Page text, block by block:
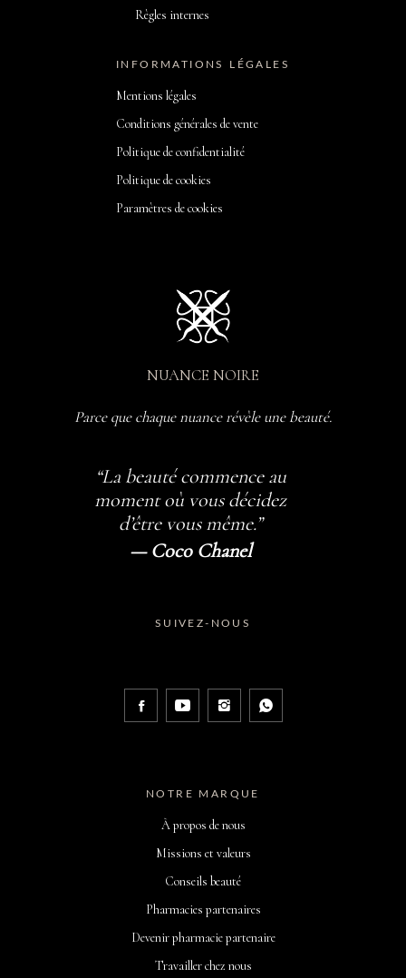
Règles internes
INFORMATIONS LÉGALES
Mentions légales
Conditions générales de vente
Politique de confidentialité
Politique de cookies
Paramètres de cookies
NUANCE NOIRE
Parce que chaque nuance révèle une beauté.
“La beauté commence au
moment où vous décidez
d’être vous même.”
— Coco Chanel
SUIVEZ-NOUS
NOTRE MARQUE
À propos de nous
Missions et valeurs
Conseils beauté
Pharmacies partenaires
Devenir pharmacie partenaire
Travailler chez nous